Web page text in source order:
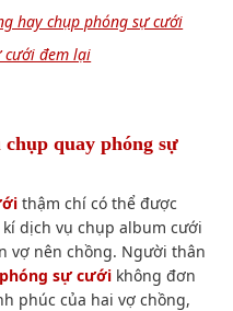
hay chụp phóng sự cưới
cưới đem lại
quay phóng sự
thậm chí có thể được
dịch vụ chụp album cưới
vợ nên chồng. Người thân
sự cưới không đơn
phúc của hai vợ chồng,